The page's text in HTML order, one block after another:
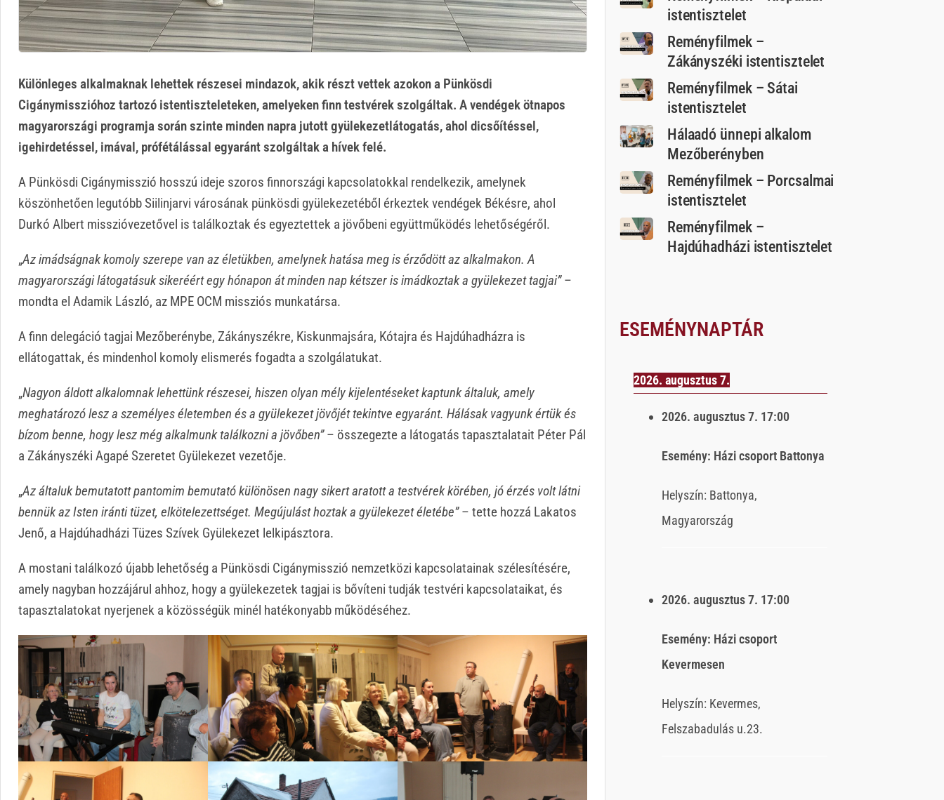
Különleges alkalmaknak lehettek részesei mindazok, akik részt vettek azokon a Pünkösdi
Cigánymisszióhoz tartozó istentiszteleteken, amelyeken finn testvérek szolgáltak. A vendégek ötnapos
magyarországi programja során szinte minden napra jutott gyülekezetlátogatás, ahol dicsőítéssel,
igehirdetéssel, imával, prófétálással egyaránt szolgáltak a hívek felé.
A Pünkösdi Cigánymisszió hosszú ideje szoros finnországi kapcsolatokkal rendelkezik, amelynek
köszönhetően legutóbb Siilinjarvi városának pünkösdi gyülekezetéből érkeztek vendégek Békésre, ahol
Durkó Albert misszióvezetővel is találkoztak és egyeztettek a jövőbeni együttműködés lehetőségéről.
„Az imádságnak komoly szerepe van az életükben, amelynek hatása meg is érződött az alkalmakon. A
magyarországi látogatásuk sikeréért egy hónapon át minden nap kétszer is imádkoztak a gyülekezet tagjai”–
mondta el Adamik László, az MPE OCM missziós munkatársa.
A finn delegáció tagjai Mezőberénybe, Zákányszékre, Kiskunmajsára, Kótajra és Hajdúhadházra is
ellátogattak, és mindenhol komoly elismerés fogadta a szolgálatukat.
„Nagyon áldott alkalomnak lehettünk részesei, hiszen olyan mély kijelentéseket kaptunk általuk, amely
meghatározó lesz a személyes életemben és a gyülekezet jövőjét tekintve egyaránt. Hálásak vagyunk értük és
bízom benne, hogy lesz még alkalmunk találkozni a jövőben”– összegezte a látogatás tapasztalatait Péter Pál
a Zákányszéki Agapé Szeretet Gyülekezet vezetője.
„Az általuk bemutatott pantomim bemutató különösen nagy sikert aratott a testvérek körében, jó érzés volt látni
bennük az Isten iránti tüzet, elkötelezettséget. Megújulást hoztak a gyülekezet életébe”– tette hozzá Lakatos
Jenő, a Hajdúhadházi Tüzes Szívek Gyülekezet lelkipásztora.
A mostani találkozó újabb lehetőség a Pünkösdi Cigánymisszió nemzetközi kapcsolatainak szélesítésére,
amely nagyban hozzájárul ahhoz, hogy a gyülekezetek tagjai is bővíteni tudják testvéri kapcsolataikat, és
tapasztalatokat nyerjenek a közösségük minél hatékonyabb működéséhez.
istentisztelet
Reményfilmek –
Zákányszéki istentisztelet
Reményfilmek – Sátai
istentisztelet
Hálaadó ünnepi alkalom
Mezőberényben
Reményfilmek – Porcsalmai
istentisztelet
Reményfilmek –
Hajdúhadházi istentisztelet
ESEMÉNYNAPTÁR
2026. augusztus 7.
2026. augusztus 7. 17:00
Esemény: Házi csoport Battonya
Helyszín: Battonya,
Magyarország
2026. augusztus 7. 17:00
Esemény: Házi csoport
Kevermesen
Helyszín: Kevermes,
Felszabadulás u.23.